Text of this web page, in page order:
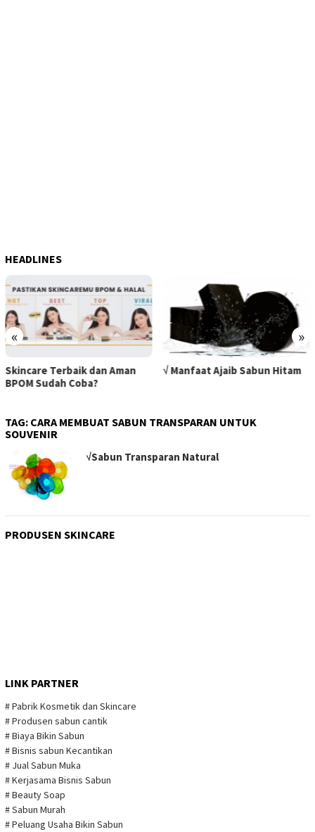
HEADLINES
« »
Skincare Terbaik dan Aman
BPOM Sudah Coba?
√ Manfaat Ajaib Sabun Hitam
TAG: CARA MEMBUAT SABUN TRANSPARAN UNTUK
SOUVENIR
√Sabun Transparan Natural
PRODUSEN SKINCARE
LINK PARTNER
# Pabrik Kosmetik dan Skincare
# Produsen sabun cantik
# Biaya Bikin Sabun
# Bisnis sabun Kecantikan
# Jual Sabun Muka
# Kerjasama Bisnis Sabun
# Beauty Soap
# Sabun Murah
# Peluang Usaha Bikin Sabun